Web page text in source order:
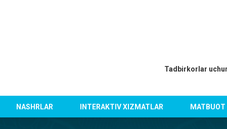
Tadbirkorlar
NASHRLAR INTERAKTIV XIZMATLAR